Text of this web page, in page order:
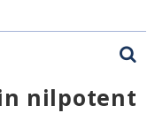
nilpotent